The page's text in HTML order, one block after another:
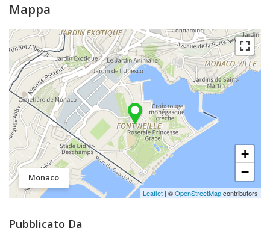
Mappa
Monaco
+
−
Leaflet | ©OpenStreetMapcontributors
Pubblicato Da